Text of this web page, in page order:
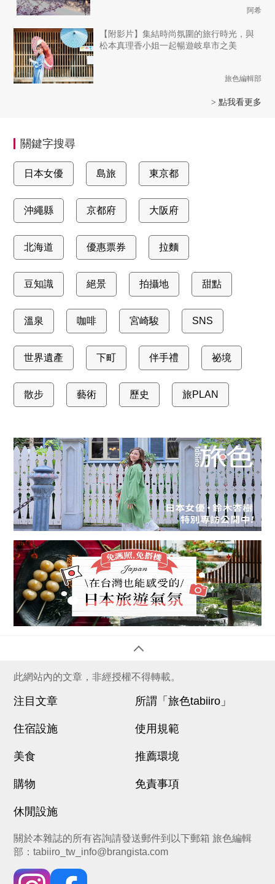
阿希
【附影片】集結時尚氛圍的旅行時光，與
松本真理香小姐一起暢遊岐阜市之美
旅色編輯部
> 點我看更多
關鍵字搜尋
日本女優 島旅 東京都
沖繩縣 京都府 大阪府
北海道 優惠票券 拉麵
豆知識 絕景 拍攝地 甜點
溫泉 咖啡 宮崎駿 SNS
世界遺產 下町 伴手禮 祕境
散步 藝術 歷史 旅PLAN
此網站內的文章，非經授權不得轉載。
注目文章
住宿設施
美食
購物
休閒設施
所謂「旅色tabiiro」
使用規範
推薦環境
免責事項
關於本雜誌的所有咨詢請發送郵件到以下郵箱 旅色編輯
部：tabiiro_tw_info@brangista.com